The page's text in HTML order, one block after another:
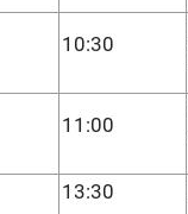
10:30
11:00
13:30